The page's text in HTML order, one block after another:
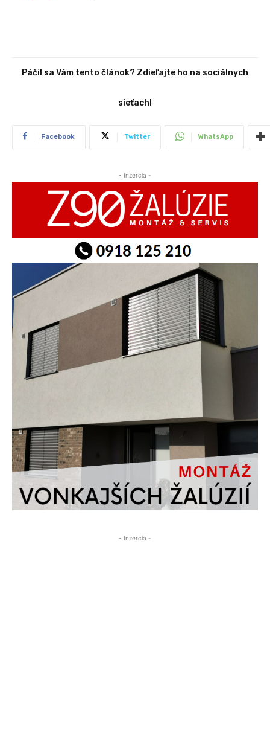
Páčil sa Vám tento článok? Zdieľajte ho na sociálnych
sieťach!
Facebook Twitter WhatsApp
- Inzercia -
- Inzercia -